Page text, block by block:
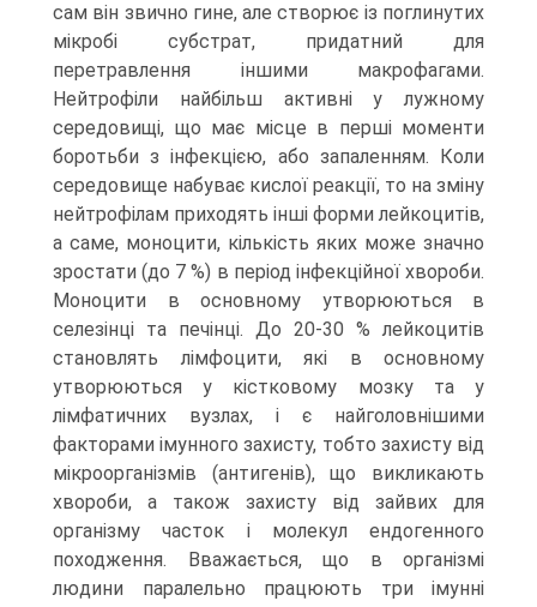
сам він звично гине, але створює із поглинутих
мікробі субстрат, придатний для
перетравлення іншими макрофагами.
Нейтрофіли найбільш активні у лужному
середовищі, що має місце в перші моменти
боротьби з інфекцією, або запаленням. Коли
середовище набуває кислої реакції, то на зміну
нейтрофілам приходять інші форми лейкоцитів,
а саме, моноцити, кількість яких може значно
зростати (до 7 %) в період інфекційної хвороби.
Моноцити в основному утворюються в
селезінці та печінці. До 20-30 % лейкоцитів
становлять лімфоцити, які в основному
утворюються у кістковому мозку та у
лімфатичних вузлах, і є найголовнішими
факторами імунного захисту, тобто захисту від
мікроорганізмів (антигенів), що викликають
хвороби, а також захисту від зайвих для
організму часток і молекул ендогенного
походження. Вважається, що в організмі
людини паралельно працюють три імунні